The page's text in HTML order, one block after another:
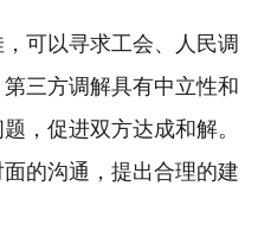
可以寻求工会、人民调
三方调解具有中立性和
，促进双方达成和解。
的沟通，提出合理的建